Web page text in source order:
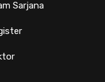
Sarjana